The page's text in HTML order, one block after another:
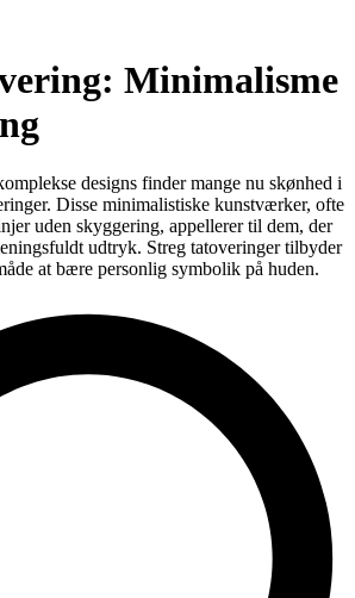
Minimalisme
designs finder mange nu skønhed i
Disse minimalistiske kunstværker, ofte
uden skyggering, appellerer til dem, der
udtryk. Streg tatoveringer tilbyder
at bære personlig symbolik på huden.